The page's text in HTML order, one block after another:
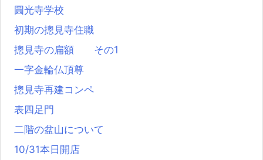
圓光寺学校
初期の摠見寺住職
摠見寺の扁額 その1
一字金輪仏頂尊
摠見寺再建コンペ
表四足門
二階の盆山について
10/31本日開店